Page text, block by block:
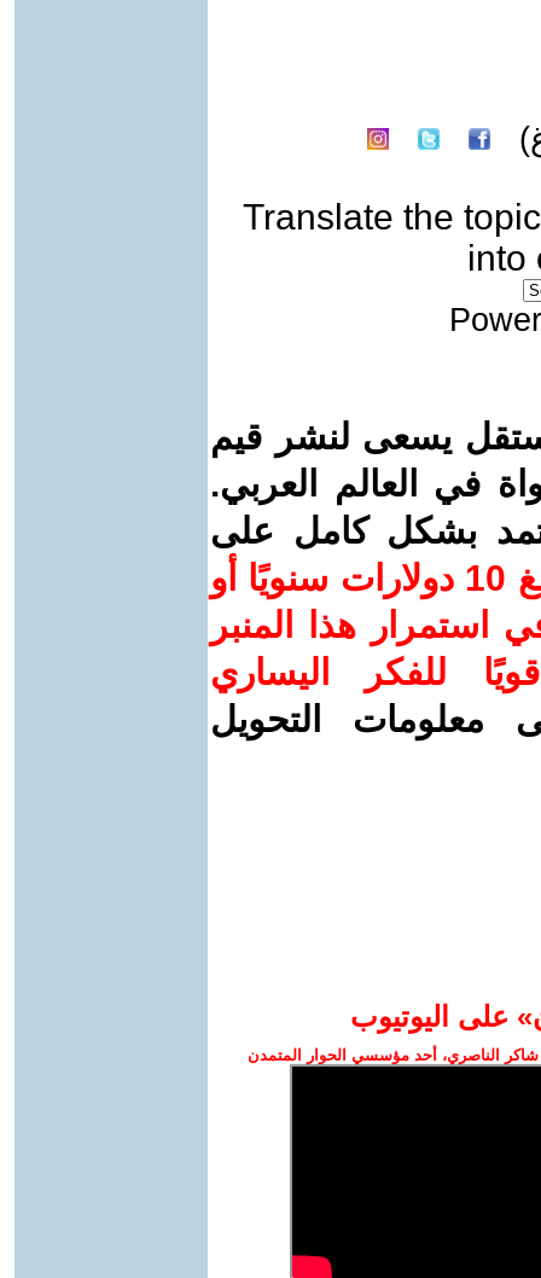
Translate the topic
into
يسعى لنشر قيم
في العالم العربي.
بشكل كامل على
ساهم/ي معنا! بدعمكم بمبلغ 10 دولارات سنويًا أو
استمرار هذا المنبر
للفكر اليساري
معلومات التحويل
على اليوتيوب
الناصري، أحد مؤسسي الحوار المتمدن